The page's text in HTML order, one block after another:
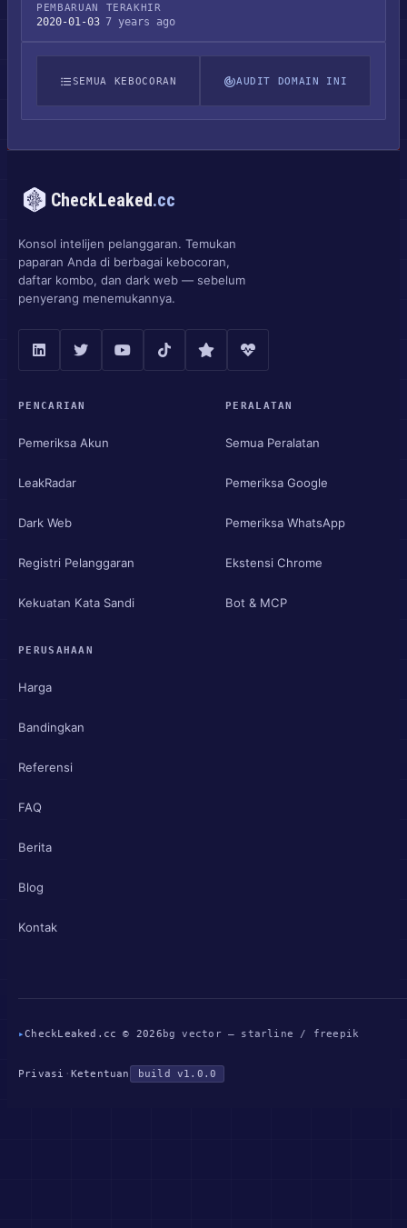
PEMBARUAN TERAKHIR
2020-01-03 7 years ago
SEMUA KEBOCORAN AUDIT DOMAIN INI
CheckLeaked.cc
Konsol intelijen pelanggaran. Temukan
paparan Anda di berbagai kebocoran,
daftar kombo, dan dark web — sebelum
penyerang menemukannya.
PENCARIAN
Pemeriksa Akun
LeakRadar
Dark Web
Registri Pelanggaran
Kekuatan Kata Sandi
PERALATAN
Semua Peralatan
Pemeriksa Google
Pemeriksa WhatsApp
Ekstensi Chrome
Bot & MCP
PERUSAHAAN
Harga
Bandingkan
Referensi
FAQ
Berita
Blog
Kontak
▸CheckLeaked.cc © 2026 bg vector — starline / freepik
Privasi · Ketentuan build v1.0.0